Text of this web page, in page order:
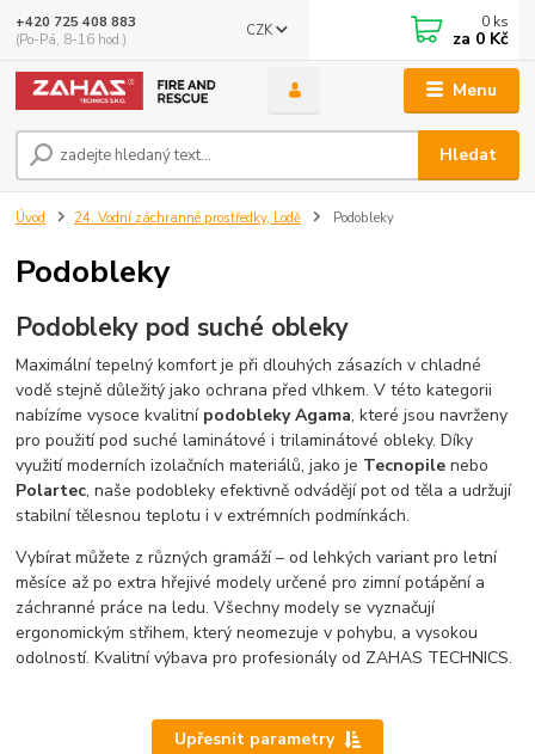
Menu
CZK
Hledat
+420 725 408 883
(Po-Pá, 8-16 hod.)
0 ks
za 0 Kč
Úvod 24. Vodní záchranné prostředky, Lodě Podobleky
Podobleky
Podobleky pod suché obleky
Maximální tepelný komfort je při dlouhých zásazích v chladné
vodě stejně důležitý jako ochrana před vlhkem. V této kategorii
nabízíme vysoce kvalitní podobleky Agama, které jsou navrženy
pro použití pod suché laminátové i trilaminátové obleky. Díky
využití moderních izolačních materiálů, jako je Tecnopile nebo
Polartec, naše podobleky efektivně odvádějí pot od těla a udržují
stabilní tělesnou teplotu i v extrémních podmínkách.
Vybírat můžete z různých gramáží – od lehkých variant pro letní
měsíce až po extra hřejivé modely určené pro zimní potápění a
záchranné práce na ledu. Všechny modely se vyznačují
ergonomickým střihem, který neomezuje v pohybu, a vysokou
odolností. Kvalitní výbava pro profesionály od ZAHAS TECHNICS.
Upřesnit parametry